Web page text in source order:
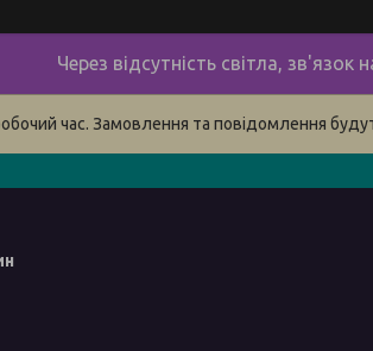
Через відсутність світла, зв'язок
час. Замовлення та повідомлення